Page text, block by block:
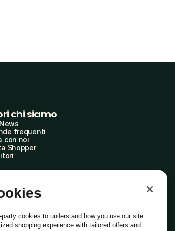
chi siamo
frequenti
con noi
Shopper
cookies to understand how you use our site
shopping experience with tailored offers and